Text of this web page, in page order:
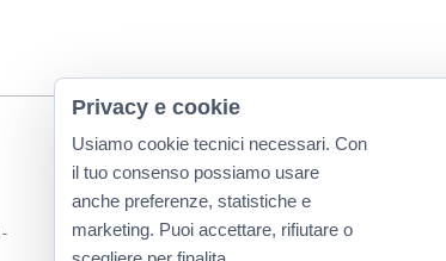
Privacy e cookie
Usiamo cookie tecnici necessari. Con
il tuo consenso possiamo usare
anche preferenze, statistiche e
marketing. Puoi accettare, rifiutare o